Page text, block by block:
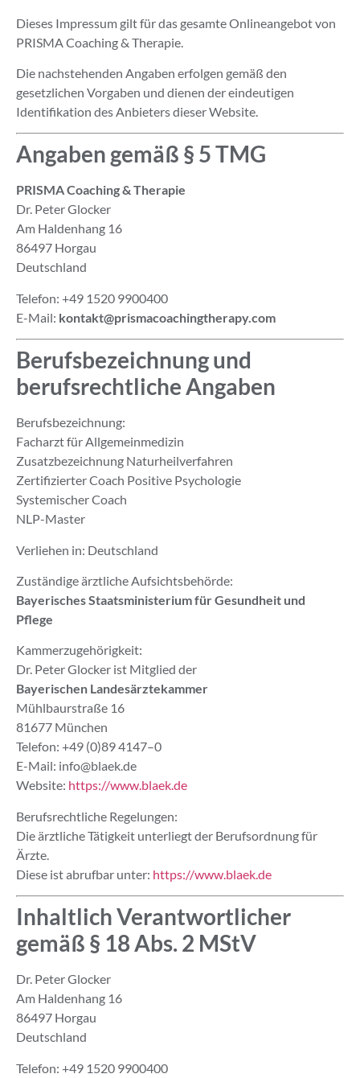
Dieses Impressum gilt für das gesamte Onlineangebot von
PRISMA Coaching & Therapie.
Die nachstehenden Angaben erfolgen gemäß den
gesetzlichen Vorgaben und dienen der eindeutigen
Identifikation des Anbieters dieser Website.
Angaben gemäß § 5 TMG
PRISMA Coaching & Therapie
Dr. Peter Glocker
Am Haldenhang 16
86497 Horgau
Deutschland
Telefon: +49 1520 9900400
E-Mail: kontakt@prismacoachingtherapy.com
Berufsbezeichnung und
berufsrechtliche Angaben
Berufsbezeichnung:
Facharzt für Allgemeinmedizin
Zusatzbezeichnung Naturheilverfahren
Zertifizierter Coach Positive Psychologie
Systemischer Coach
NLP-Master
Verliehen in: Deutschland
Zuständige ärztliche Aufsichtsbehörde:
Bayerisches Staatsministerium für Gesundheit und
Pflege
Kammerzugehörigkeit:
Dr. Peter Glocker ist Mitglied der
Bayerischen Landesärztekammer
Mühlbaurstraße 16
81677 München
Telefon: +49 (0)89 4147–0
E-Mail: info@blaek.de
Website: https://www.blaek.de
Berufsrechtliche Regelungen:
Die ärztliche Tätigkeit unterliegt der Berufsordnung für
Ärzte.
Diese ist abrufbar unter: https://www.blaek.de
Inhaltlich Verantwortlicher
gemäß § 18 Abs. 2 MStV
Dr. Peter Glocker
Am Haldenhang 16
86497 Horgau
Deutschland
Telefon: +49 1520 9900400